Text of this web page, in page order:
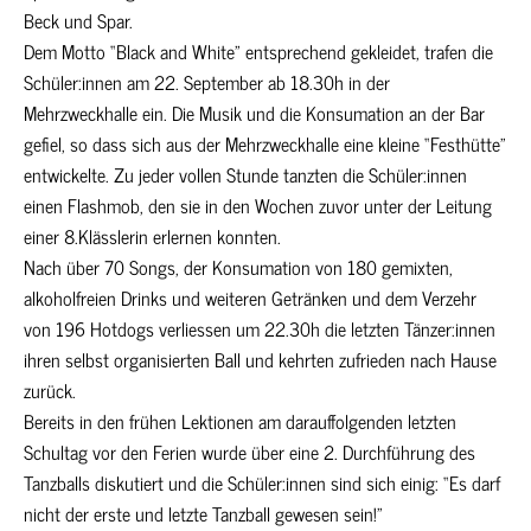
Beck und Spar.
Dem Motto “Black and White” entsprechend gekleidet, trafen die
Schüler:innen am 22. September ab 18.30h in der
Mehrzweckhalle ein. Die Musik und die Konsumation an der Bar
gefiel, so dass sich aus der Mehrzweckhalle eine kleine “Festhütte”
entwickelte. Zu jeder vollen Stunde tanzten die Schüler:innen
einen Flashmob, den sie in den Wochen zuvor unter der Leitung
einer 8.Klässlerin erlernen konnten.
Nach über 70 Songs, der Konsumation von 180 gemixten,
alkoholfreien Drinks und weiteren Getränken und dem Verzehr
von 196 Hotdogs verliessen um 22.30h die letzten Tänzer:innen
ihren selbst organisierten Ball und kehrten zufrieden nach Hause
zurück.
Bereits in den frühen Lektionen am darauffolgenden letzten
Schultag vor den Ferien wurde über eine 2. Durchführung des
Tanzballs diskutiert und die Schüler:innen sind sich einig: “Es darf
nicht der erste und letzte Tanzball gewesen sein!”